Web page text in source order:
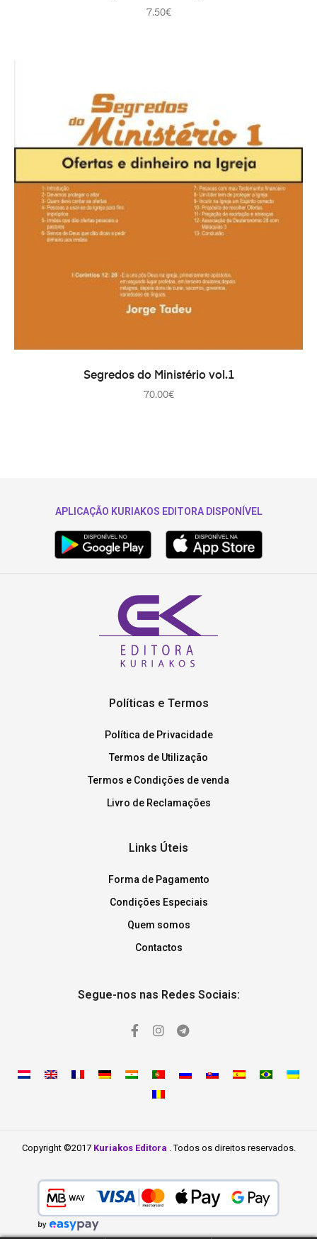
7.50€
ADICIONAR
Segredos do Ministério vol.1
70.00€
APLICAÇÃO KURIAKOS EDITORA DISPONÍVEL
Políticas e Termos
Política de Privacidade
Termos de Utilização
Termos e Condições de venda
Livro de Reclamações
Links Úteis
Forma de Pagamento
Condições Especiais
Quem somos
Contactos
Segue-nos nas Redes Sociais:
Copyright ©2017 Kuriakos Editora . Todos os direitos reservados.